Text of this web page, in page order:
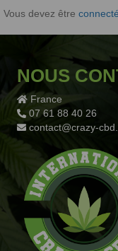
Vous devez être
NOUS
France
07 61 88 40 26
contact@crazy-